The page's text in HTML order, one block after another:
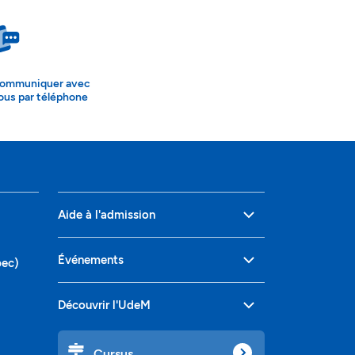
avec
par téléphone
Aide à l'admission
Événements
Découvrir l'UdeM